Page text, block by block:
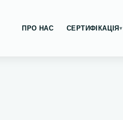
ПРО НАС СЕРТИФІКАЦІЯ▾